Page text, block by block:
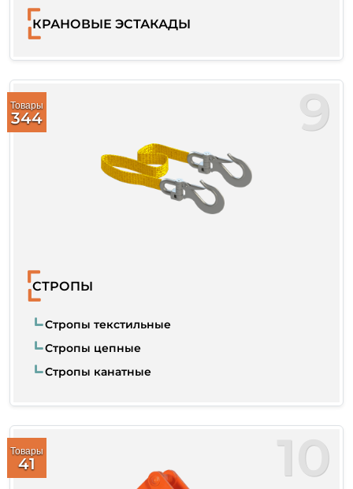
КРАНОВЫЕ ЭСТАКАДЫ
9
Товары
344
СТРОПЫ
Стропы текстильные
Стропы цепные
Стропы канатные
10
Товары
41